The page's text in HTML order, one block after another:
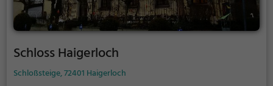
Schloss Haigerloch
Schloßsteige, 72401 Haigerloch